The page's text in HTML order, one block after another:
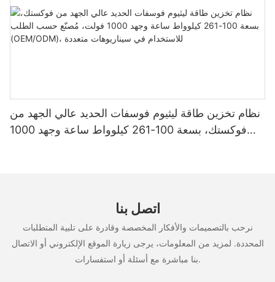
نظام تخزين طاقة ليثيوم فوسفات الحديد عالي الجهد من
فوكستك، بسعة 100-261 كيلوواط ساعة وجهد 1000
اتصل بنا
نرحب بالتصميمات والأفكار المخصصة وقادرة على تلبية المتطلبات
المحددة. لمزيد من المعلومات، يرجى زيارة الموقع الإلكتروني أو الاتصال
بنا مباشرة مع أسئلة أو استفسارات.